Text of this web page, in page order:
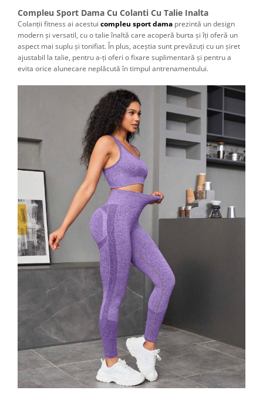
Compleu Sport Dama Cu Colanti Cu Talie Inalta
Colanții fitness ai acestui compleu sport dama prezintă un design
modern și versatil, cu o talie înaltă care acoperă burta și îți oferă un
aspect mai suplu și tonifiat. În plus, aceștia sunt prevăzuți cu un șiret
ajustabil la talie, pentru a-ți oferi o fixare suplimentară și pentru a
evita orice alunecare neplăcută în timpul antrenamentului.